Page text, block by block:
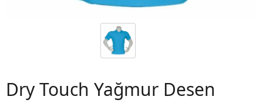
Dry Touch Yağmur Desen